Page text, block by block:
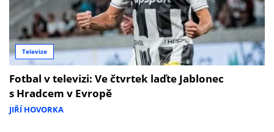
Televize
Fotbal v televizi: Ve čtvrtek laďte Jablonec
s Hradcem v Evropě
JIŘÍ HOVORKA